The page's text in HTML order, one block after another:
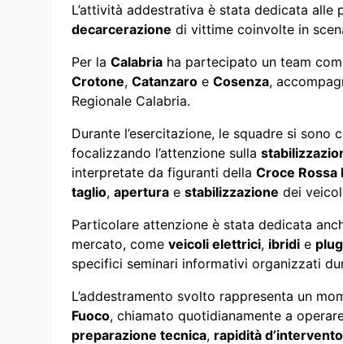
L’attività addestrativa è stata dedicata alle
decarcerazione di vittime coinvolte in
Per la Calabria ha partecipato un team
Crotone, Catanzaro e Cosenza,
Regionale Calabria.
Durante l’esercitazione, le squadre si
focalizzando l’attenzione sulla
interpretate da figuranti della Croce Rossa
taglio, apertura e stabilizzazione dei
Particolare attenzione è stata dedicata
mercato, come veicoli elettrici, ibridi e
specifici seminari informativi organizzati
L’addestramento svolto rappresenta un
Fuoco, chiamato quotidianamente a
preparazione tecnica, rapidità d’intervento